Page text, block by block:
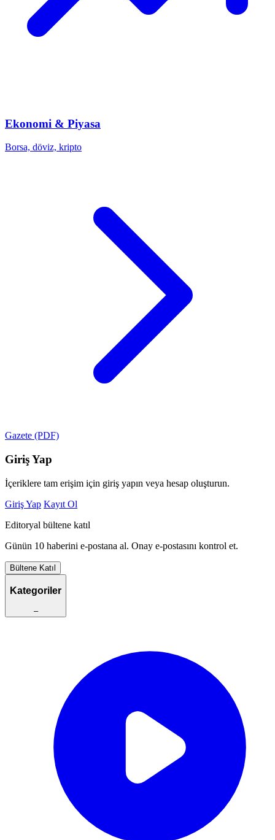
Ekonomi & Piyasa
Borsa, döviz, kripto
Gazete (PDF)
Giriş Yap
İçeriklere tam erişim için giriş yapın veya hesap oluşturun.
Giriş Yap Kayıt Ol
Editoryal bültene katıl
Günün 10 haberini e-postana al. Onay e-postasını kontrol et.
Bültene Katıl
Kategoriler
–